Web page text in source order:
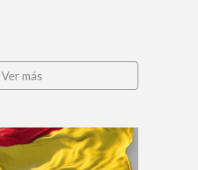
Ver más